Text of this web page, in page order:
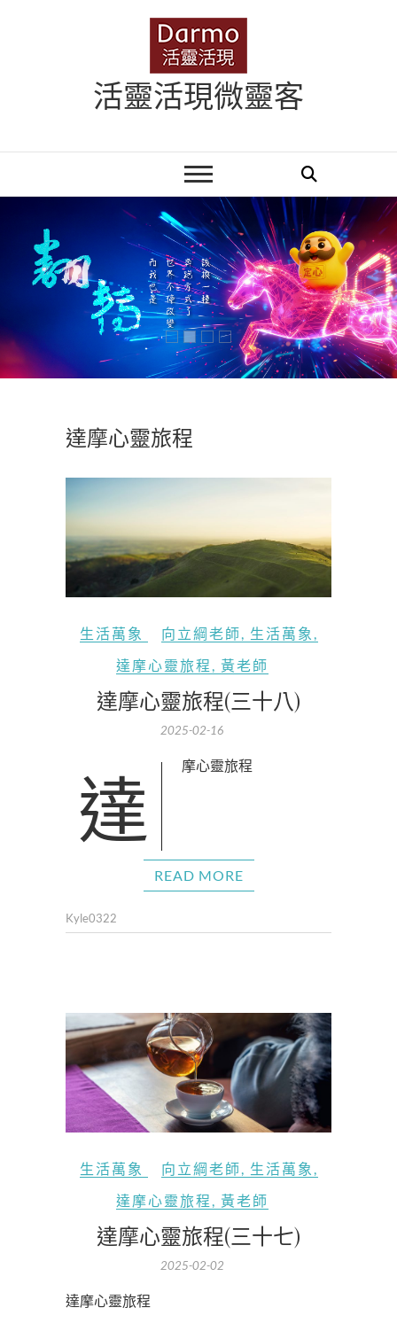
活靈活現微靈客
達摩心靈旅程
生活萬象 向立綱老師 生活萬象
達摩心靈旅程
黃老師
達摩心靈旅程(三十八)
2025-02-16
達摩心靈旅程
READ MORE
Kyle0322
生活萬象 向立綱老師, 生活萬象 ,
達摩心靈旅程 , 黃老師
達摩心靈旅程(三十七)
2025-02-02
達摩心靈旅程